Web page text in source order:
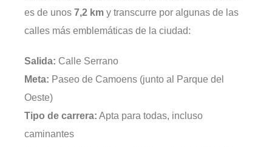
es de unos 7,2 km y transcurre por algunas de las
calles más emblemáticas de la ciudad:
Salida: Calle Serrano
Meta: Paseo de Camoens (junto al Parque del
Oeste)
Tipo de carrera: Apta para todas, incluso
caminantes